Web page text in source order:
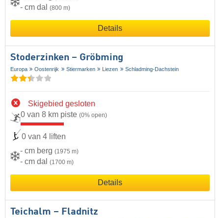
- cm dal (800 m)
Details
Stoderzinken – Gröbming
Europa Oostenrijk Stiermarken Liezen Schladming-Dachstein
Skigebied gesloten
0 van 8 km piste (0% open)
0 van 4 liften
- cm berg (1975 m)
- cm dal (1700 m)
Details
Teichalm – Fladnitz